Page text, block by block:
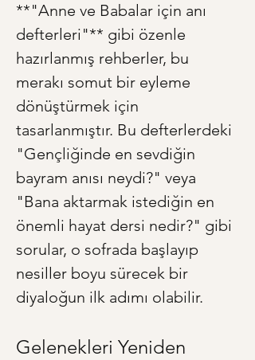
**"Anne ve Babalar için anı
defterleri"** gibi özenle
hazırlanmış rehberler, bu
merakı somut bir eyleme
dönüştürmek için
tasarlanmıştır. Bu defterlerdeki
"Gençliğinde en sevdiğin
bayram anısı neydi?" veya
"Bana aktarmak istediğin en
önemli hayat dersi nedir?" gibi
sorular, o sofrada başlayıp
nesiller boyu sürecek bir
diyaloğun ilk adımı olabilir.
Gelenekleri Yeniden